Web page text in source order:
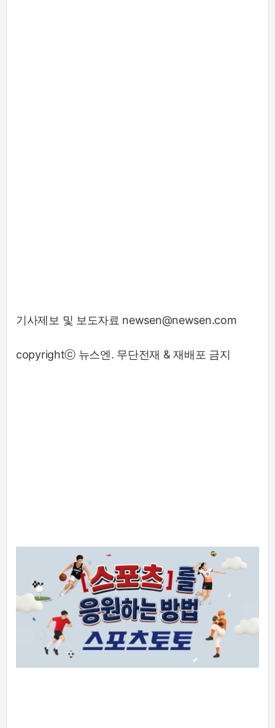
기사제보 및 보도자료 newsen@newsen.com
copyrightⓒ 뉴스엔. 무단전재 & 재배포 금지